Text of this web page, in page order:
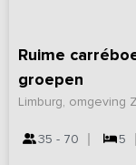
Ruime
groepen
Limburg, omgeving
35 - 70 5